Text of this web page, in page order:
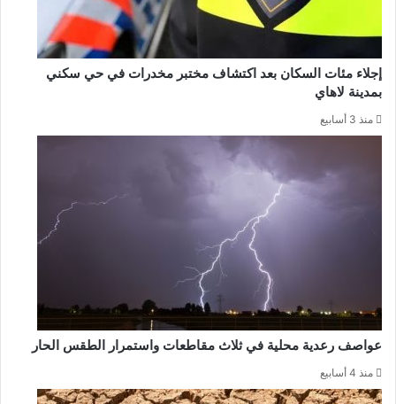
إجلاء مئات السكان بعد اكتشاف مختبر مخدرات في حي سكني
بمدينة لاهاي
منذ 3 أسابيع
عواصف رعدية محلية في ثلاث مقاطعات واستمرار الطقس الحار
منذ 4 أسابيع